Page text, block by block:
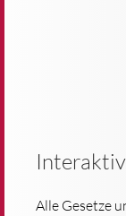
Alle Gesetze